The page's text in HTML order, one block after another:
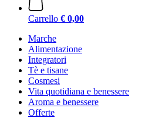
Carrello € 0,00
Marche
Alimentazione
Integratori
Tè e tisane
Cosmesi
Vita quotidiana e benessere
Aroma e benessere
Offerte